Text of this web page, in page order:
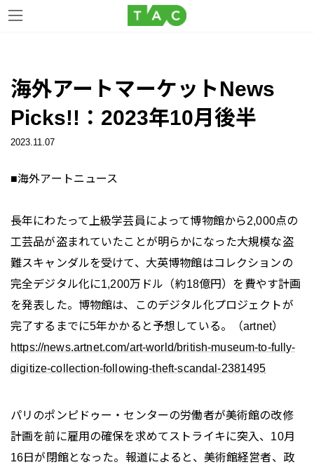
海外アートマーケットNews
Picks!!：2023年10月後半
2023.11.07
■海外アートニュース
長年にわたって上級学芸員によって博物館から2,000点の
工芸品が盗まれていたことが明らかになった大規模な盗
難スキャンダルを受けて、大英博物館はコレクションの
完全デジタル化に1,200万ドル（約18億円）を費やす計画
を発表した。博物館は、このデジタル化プロジェクトが
完了するまでに5年かかると予想している。（artnet）
https://news.artnet.com/art-world/british-museum-to-fully-
digitize-collection-following-theft-scandal-2381495
パリのポンピドゥー・センターの労働者が美術館の改修
計画を前に雇用の確保を求めてストライキに突入、10月
16日が閉館となった。報道によると、美術館経営者、政